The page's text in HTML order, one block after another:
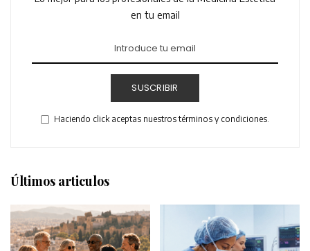
en tu email
SUSCRIBIR
Haciendo click aceptas nuestros términos y condiciones.
Últimos articulos